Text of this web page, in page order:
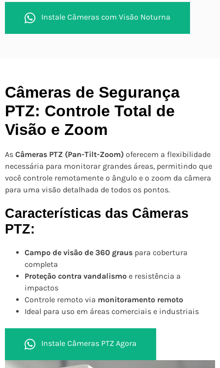
Instale Câmeras com Visão Noturna
Câmeras de Segurança
PTZ: Controle Total de
Visão e Zoom
As Câmeras PTZ (Pan-Tilt-Zoom) oferecem a flexibilidade
necessária para monitorar grandes áreas, permitindo que
você controle remotamente o ângulo e o zoom da câmera
para uma visão detalhada de todos os pontos.
Características das Câmeras
PTZ:
Campo de visão de 360 graus para cobertura
completa
Proteção contra vandalismo e resistência a
impactos
Controle remoto via monitoramento remoto
Ideal para uso em áreas comerciais e industriais
Instale Câmeras PTZ Agora